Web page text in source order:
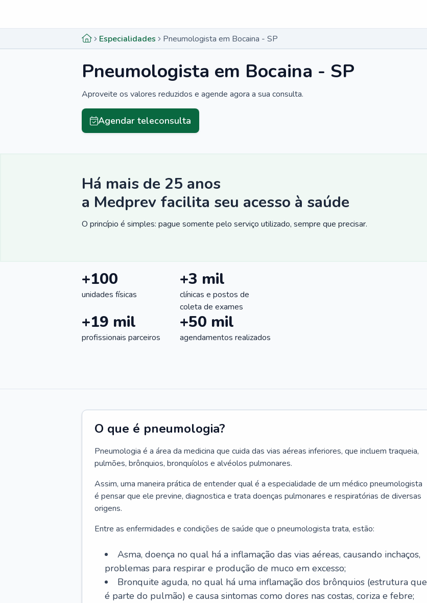
Especialidades Pneumologista em Bocaina - SP
Pneumologista em Bocaina - SP
Aproveite os valores reduzidos e agende agora a sua consulta.
Agendar teleconsulta
Há mais de 25 anos
a Medprev facilita seu acesso à saúde
O princípio é simples: pague somente pelo serviço utilizado, sempre que precisar.
+100
unidades físicas
+3 mil
clínicas e postos de
coleta de exames
+19 mil
profissionais parceiros
+50 mil
agendamentos realizados
O que é pneumologia?
Pneumologia é a área da medicina que cuida das vias aéreas inferiores, que incluem traqueia,
pulmões, brônquios, bronquíolos e alvéolos pulmonares.
Assim, uma maneira prática de entender qual é a especialidade de um médico pneumologista
é pensar que ele previne, diagnostica e trata doenças pulmonares e respiratórias de diversas
origens.
Entre as enfermidades e condições de saúde que o pneumologista trata, estão:
Asma, doença no qual há a inflamação das vias aéreas, causando inchaços,
problemas para respirar e produção de muco em excesso;
Bronquite aguda, no qual há uma inflamação dos brônquios (estrutura que
é parte do pulmão) e causa sintomas como dores nas costas, coriza e febre;